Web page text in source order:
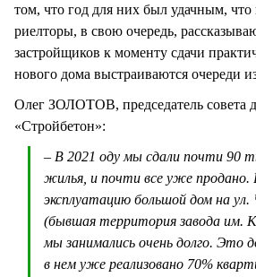
том, что год для них был удачным, что
риелторы, в свою очередь,
застройщиков к моменту сдачи
нового дома выстраиваются очереди
Олег ЗОЛОТОВ, председатель совета
«Стройбетон»:
– В 2021 оду мы сдали почти 90
жилья, и почти все уже продано.
эксплуатацию большой дом на ул.
(бывшая территория завода им.
мы занимались очень долго. Это
в нем уже реализовано 70%